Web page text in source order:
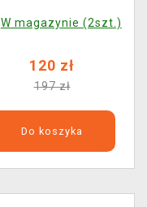
W magazynie (2szt.)
120 zł
197 zł
Do koszyka